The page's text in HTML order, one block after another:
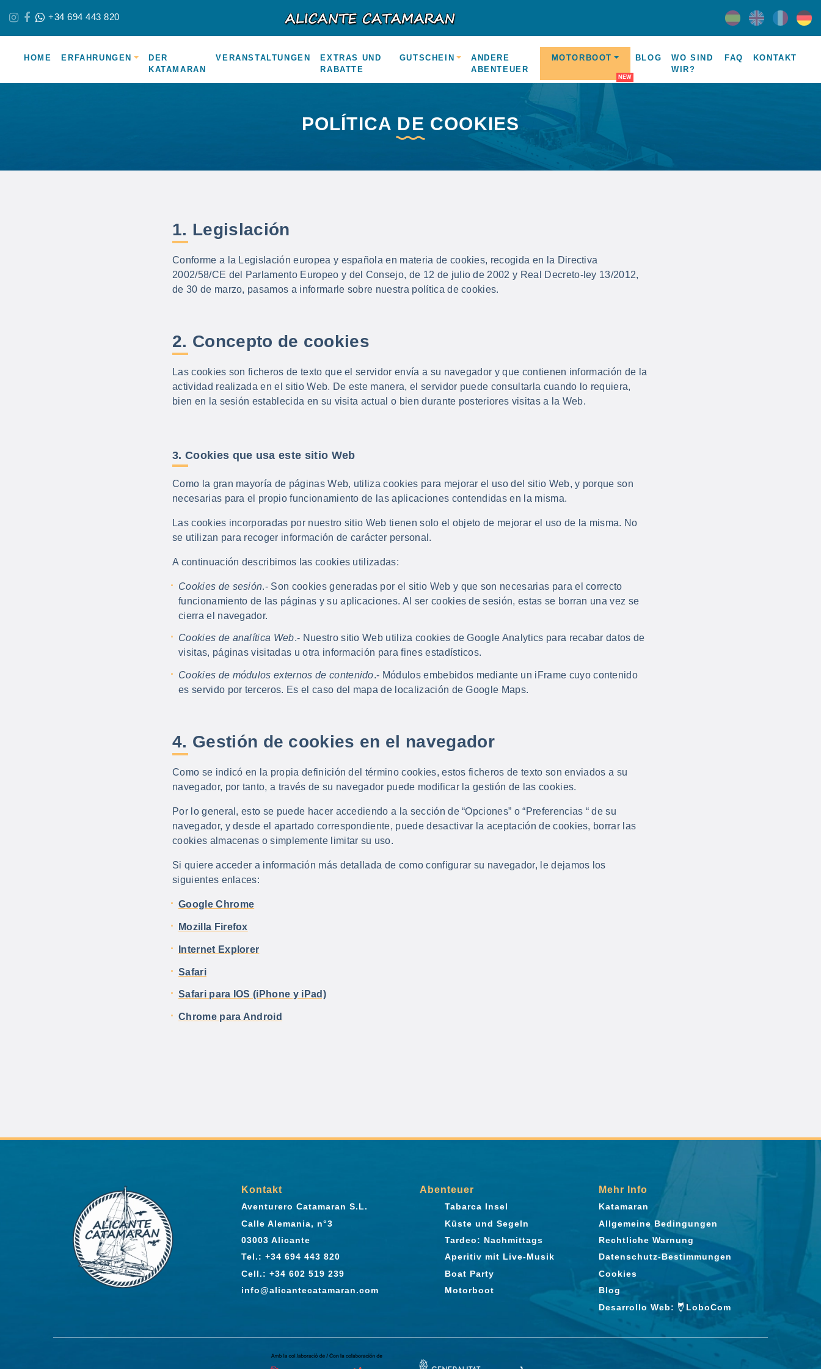
+34 694 443 820
HOME ERFAHRUNGEN
DER
KATAMARAN
VERANSTALTUNGEN
EXTRAS UND
RABATTE
GUTSCHEIN
ANDERE
ABENTEUER
MOTORBOOT BLOG
WO SIND
WIR?
FAQ KONTAKT
POLÍTICA DE COOKIES
1. Legislación
Conforme a la Legislación europea y española en materia de cookies, recogida en la Directiva
2002/58/CE del Parlamento Europeo y del Consejo, de 12 de julio de 2002 y Real Decreto-ley 13/2012,
de 30 de marzo, pasamos a informarle sobre nuestra política de cookies.
2. Concepto de cookies
Las cookies son ficheros de texto que el servidor envía a su navegador y que contienen información de la
actividad realizada en el sitio Web. De este manera, el servidor puede consultarla cuando lo requiera,
bien en la sesión establecida en su visita actual o bien durante posteriores visitas a la Web.
3. Cookies que usa este sitio Web
Como la gran mayoría de páginas Web, utiliza cookies para mejorar el uso del sitio Web, y porque son
necesarias para el propio funcionamiento de las aplicaciones contendidas en la misma.
Las cookies incorporadas por nuestro sitio Web tienen solo el objeto de mejorar el uso de la misma. No
se utilizan para recoger información de carácter personal.
A continuación describimos las cookies utilizadas:
Cookies de sesión.- Son cookies generadas por el sitio Web y que son necesarias para el correcto
funcionamiento de las páginas y su aplicaciones. Al ser cookies de sesión, estas se borran una vez se
cierra el navegador.
Cookies de analítica Web.- Nuestro sitio Web utiliza cookies de Google Analytics para recabar datos de
visitas, páginas visitadas u otra información para fines estadísticos.
Cookies de módulos externos de contenido.- Módulos embebidos mediante un iFrame cuyo contenido
es servido por terceros. Es el caso del mapa de localización de Google Maps.
4. Gestión de cookies en el navegador
Como se indicó en la propia definición del término cookies, estos ficheros de texto son enviados a su
navegador, por tanto, a través de su navegador puede modificar la gestión de las cookies.
Por lo general, esto se puede hacer accediendo a la sección de “Opciones” o “Preferencias “ de su
navegador, y desde el apartado correspondiente, puede desactivar la aceptación de cookies, borrar las
cookies almacenas o simplemente limitar su uso.
Si quiere acceder a información más detallada de como configurar su navegador, le dejamos los
siguientes enlaces:
Google Chrome
Mozilla Firefox
Internet Explorer
Safari
Safari para IOS (iPhone y iPad)
Chrome para Android
Kontakt
Aventurero Catamaran S.L.
Calle Alemania, n°3
03003 Alicante
Tel.: +34 694 443 820
Cell.: +34 602 519 239
info@alicantecatamaran.com
Abenteuer
Tabarca Insel
Küste und Segeln
Tardeo: Nachmittags
Aperitiv mit Live-Musik
Boat Party
Motorboot
Mehr Info
Katamaran
Allgemeine Bedingungen
Rechtliche Warnung
Datenschutz-Bestimmungen
Cookies
Blog
Desarrollo Web:
LoboCom